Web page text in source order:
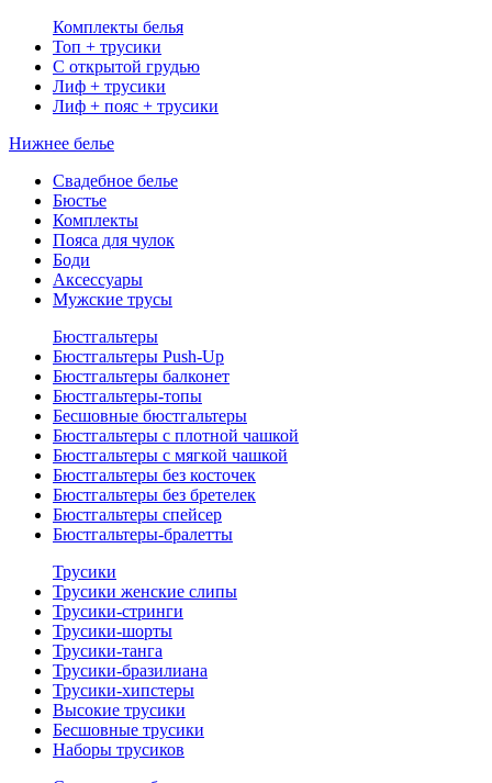
Комплекты белья
Топ + трусики
С открытой грудью
Лиф + трусики
Лиф + пояс + трусики
Нижнее белье
Свадебное белье
Бюстье
Комплекты
Пояса для чулок
Боди
Аксессуары
Мужские трусы
Бюстгальтеры
Бюстгальтеры Push-Up
Бюстгальтеры балконет
Бюстгальтеры-топы
Бесшовные бюстгальтеры
Бюстгальтеры с плотной чашкой
Бюстгальтеры с мягкой чашкой
Бюстгальтеры без косточек
Бюстгальтеры без бретелек
Бюстгальтеры спейсер
Бюстгальтеры-бралетты
Трусики
Трусики женские слипы
Трусики-стринги
Трусики-шорты
Трусики-танга
Трусики-бразилиана
Трусики-хипстеры
Высокие трусики
Бесшовные трусики
Наборы трусиков